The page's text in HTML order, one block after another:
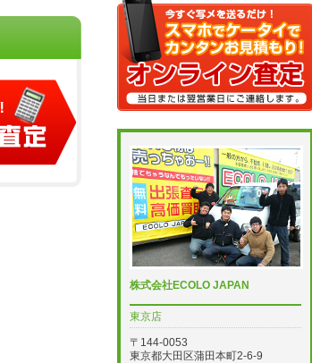
株式会社ECOLO JAPAN
東京店
〒144-0053
東京都大田区蒲田本町2-6-9